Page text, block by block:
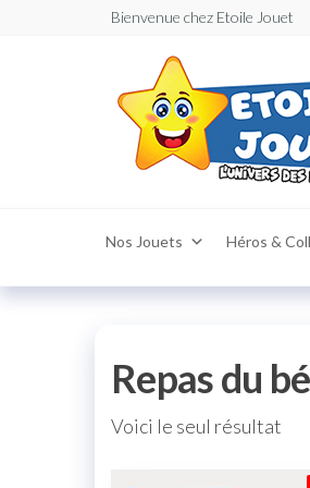
Bienvenue chez Etoile Jouet
Nos Jouets Héros &
Repas du
Voici le seul résultat